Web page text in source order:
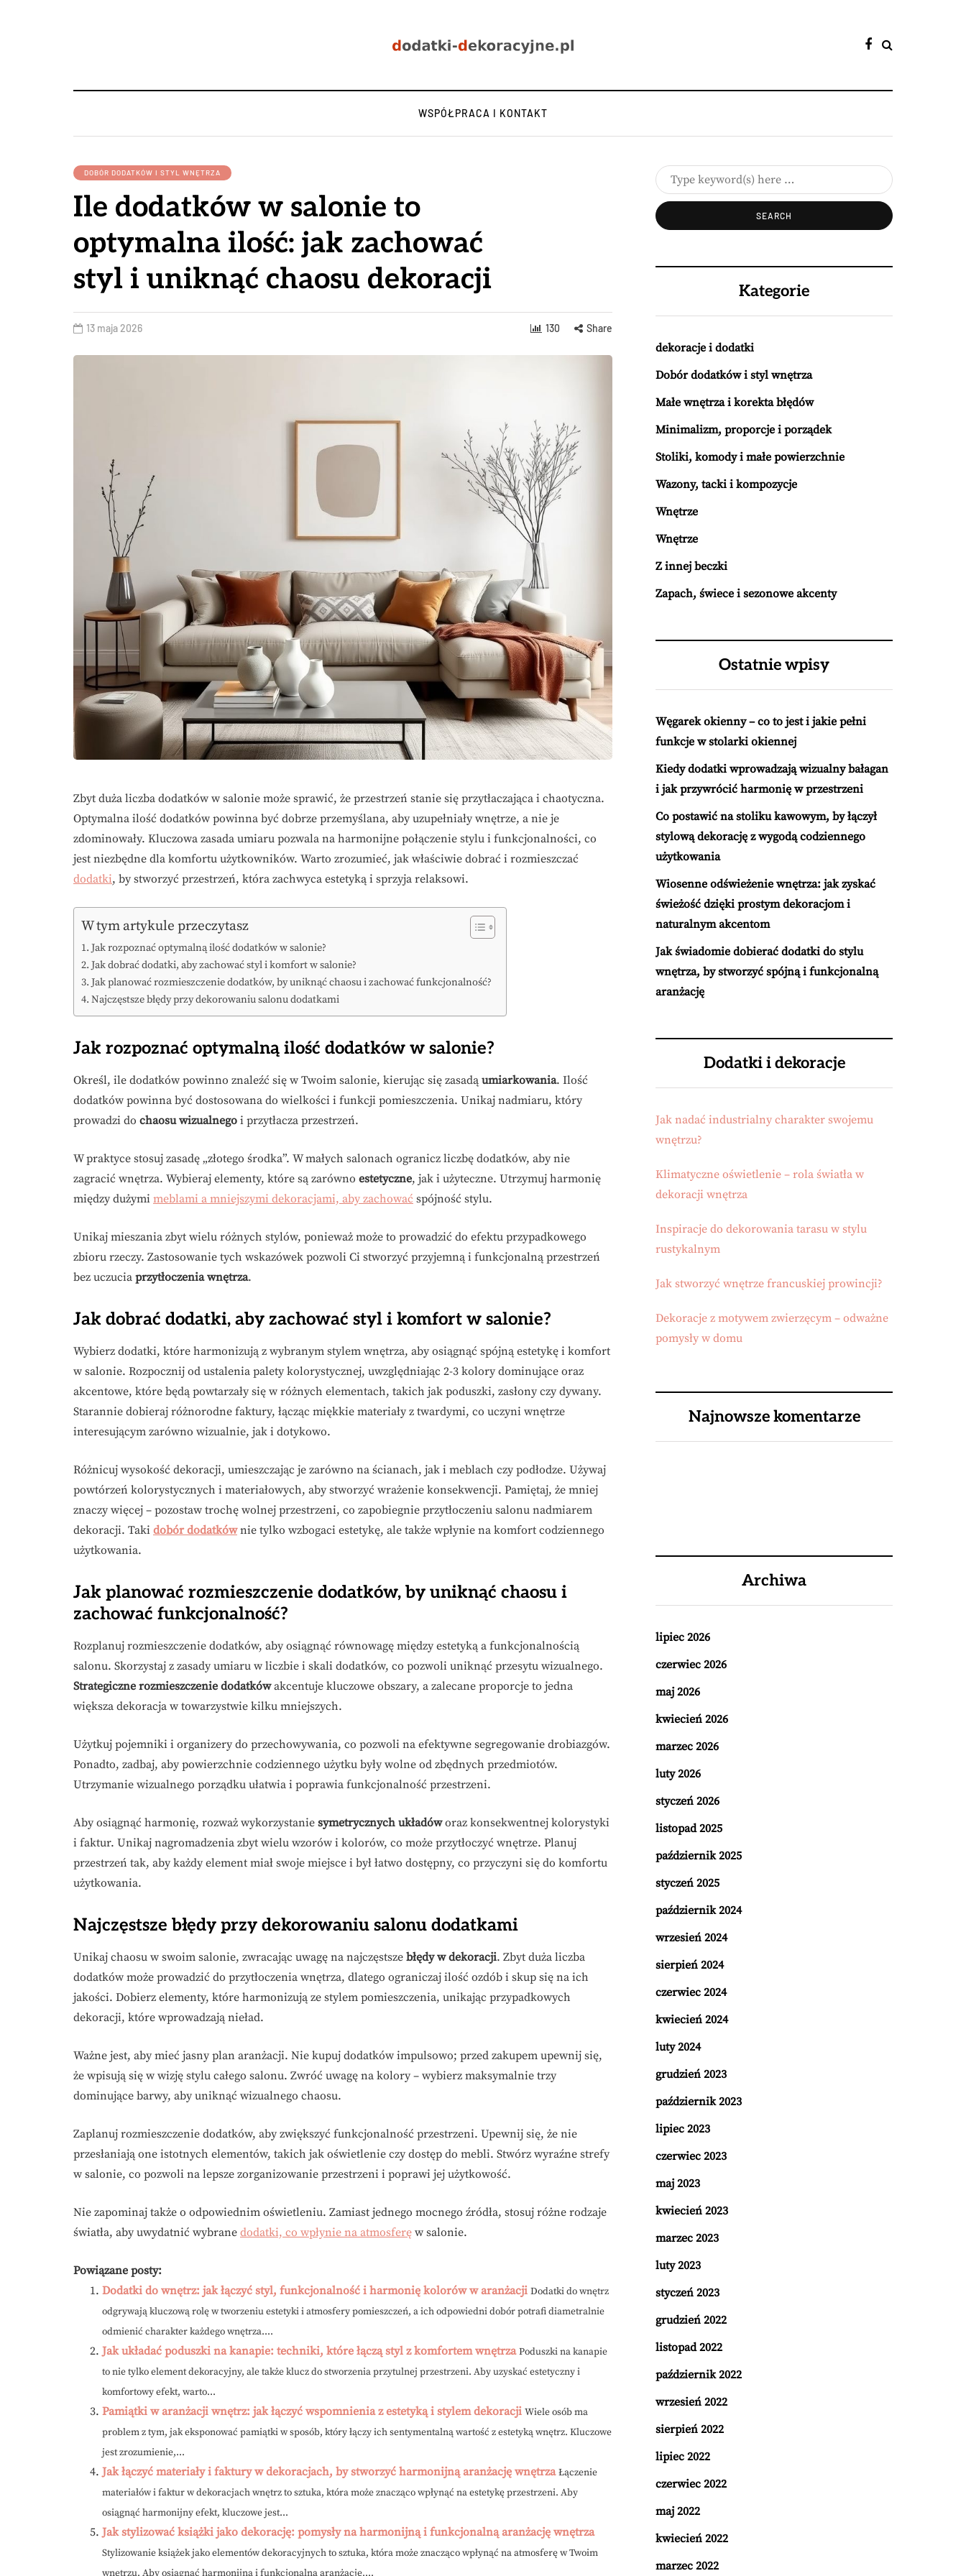
WSPÓŁPRACA I KONTAKT
DOBÓR DODATKÓW I STYL WNĘTRZA
Ile dodatków w salonie to
optymalna ilość: jak zachować
styl i uniknąć chaosu dekoracji
13 maja 2026 130 Share
Zbyt duża liczba dodatków w salonie może sprawić, że przestrzeń stanie się przytłaczająca i chaotyczna.
Optymalna ilość dodatków powinna być dobrze przemyślana, aby uzupełniały wnętrze, a nie je
zdominowały. Kluczowa zasada umiaru pozwala na harmonijne połączenie stylu i funkcjonalności, co
jest niezbędne dla komfortu użytkowników. Warto zrozumieć, jak właściwie dobrać i rozmieszczać
dodatki, by stworzyć przestrzeń, która zachwyca estetyką i sprzyja relaksowi.
W tym artykule przeczytasz
Jak rozpoznać optymalną ilość dodatków w salonie?
Jak dobrać dodatki, aby zachować styl i komfort w salonie?
Jak planować rozmieszczenie dodatków, by uniknąć chaosu i zachować funkcjonalność?
Najczęstsze błędy przy dekorowaniu salonu dodatkami
Jak rozpoznać optymalną ilość dodatków w salonie?
Określ, ile dodatków powinno znaleźć się w Twoim salonie, kierując się zasadą umiarkowania. Ilość
dodatków powinna być dostosowana do wielkości i funkcji pomieszczenia. Unikaj nadmiaru, który
prowadzi do chaosu wizualnego i przytłacza przestrzeń.
W praktyce stosuj zasadę „złotego środka”. W małych salonach ogranicz liczbę dodatków, aby nie
zagracić wnętrza. Wybieraj elementy, które są zarówno estetyczne, jak i użyteczne. Utrzymuj harmonię
między dużymi meblami a mniejszymi dekoracjami, aby zachować spójność stylu.
Unikaj mieszania zbyt wielu różnych stylów, ponieważ może to prowadzić do efektu przypadkowego
zbioru rzeczy. Zastosowanie tych wskazówek pozwoli Ci stworzyć przyjemną i funkcjonalną przestrzeń
bez uczucia przytłoczenia wnętrza.
Jak dobrać dodatki, aby zachować styl i komfort w salonie?
Wybierz dodatki, które harmonizują z wybranym stylem wnętrza, aby osiągnąć spójną estetykę i komfort
w salonie. Rozpocznij od ustalenia palety kolorystycznej, uwzględniając 2-3 kolory dominujące oraz
akcentowe, które będą powtarzały się w różnych elementach, takich jak poduszki, zasłony czy dywany.
Starannie dobieraj różnorodne faktury, łącząc miękkie materiały z twardymi, co uczyni wnętrze
interesującym zarówno wizualnie, jak i dotykowo.
Różnicuj wysokość dekoracji, umieszczając je zarówno na ścianach, jak i meblach czy podłodze. Używaj
powtórzeń kolorystycznych i materiałowych, aby stworzyć wrażenie konsekwencji. Pamiętaj, że mniej
znaczy więcej – pozostaw trochę wolnej przestrzeni, co zapobiegnie przytłoczeniu salonu nadmiarem
dekoracji. Taki dobór dodatkównie tylko wzbogaci estetykę, ale także wpłynie na komfort codziennego
użytkowania.
Jak planować rozmieszczenie dodatków, by uniknąć chaosu i
zachować funkcjonalność?
Rozplanuj rozmieszczenie dodatków, aby osiągnąć równowagę między estetyką a funkcjonalnością
salonu. Skorzystaj z zasady umiaru w liczbie i skali dodatków, co pozwoli uniknąć przesytu wizualnego.
Strategiczne rozmieszczenie dodatkówakcentuje kluczowe obszary, a zalecane proporcje to jedna
większa dekoracja w towarzystwie kilku mniejszych.
Użytkuj pojemniki i organizery do przechowywania, co pozwoli na efektywne segregowanie drobiazgów.
Ponadto, zadbaj, aby powierzchnie codziennego użytku były wolne od zbędnych przedmiotów.
Utrzymanie wizualnego porządku ułatwia i poprawia funkcjonalność przestrzeni.
Aby osiągnąć harmonię, rozważ wykorzystanie symetrycznych układóworaz konsekwentnej kolorystyki
i faktur. Unikaj nagromadzenia zbyt wielu wzorów i kolorów, co może przytłoczyć wnętrze. Planuj
przestrzeń tak, aby każdy element miał swoje miejsce i był łatwo dostępny, co przyczyni się do komfortu
użytkowania.
Najczęstsze błędy przy dekorowaniu salonu dodatkami
Unikaj chaosu w swoim salonie, zwracając uwagę na najczęstsze błędy w dekoracji. Zbyt duża liczba
dodatków może prowadzić do przytłoczenia wnętrza, dlatego ograniczaj ilość ozdób i skup się na ich
jakości. Dobierz elementy, które harmonizują ze stylem pomieszczenia, unikając przypadkowych
dekoracji, które wprowadzają nieład.
Ważne jest, aby mieć jasny plan aranżacji. Nie kupuj dodatków impulsowo; przed zakupem upewnij się,
że wpisują się w wizję stylu całego salonu. Zwróć uwagę na kolory – wybierz maksymalnie trzy
dominujące barwy, aby uniknąć wizualnego chaosu.
Zaplanuj rozmieszczenie dodatków, aby zwiększyć funkcjonalność przestrzeni. Upewnij się, że nie
przesłaniają one istotnych elementów, takich jak oświetlenie czy dostęp do mebli. Stwórz wyraźne strefy
w salonie, co pozwoli na lepsze zorganizowanie przestrzeni i poprawi jej użytkowość.
Nie zapominaj także o odpowiednim oświetleniu. Zamiast jednego mocnego źródła, stosuj różne rodzaje
światła, aby uwydatnić wybrane dodatki, co wpłynie na atmosferę w salonie.
Powiązane posty:
Dodatki do wnętrz: jak łączyć styl, funkcjonalność i harmonię kolorów w aranżacji Dodatki do wnętrz
odgrywają kluczową rolę w tworzeniu estetyki i atmosfery pomieszczeń, a ich odpowiedni dobór potrafi diametralnie
odmienić charakter każdego wnętrza....
Jak układać poduszki na kanapie: techniki, które łączą styl z komfortem wnętrza Poduszki na kanapie
to nie tylko element dekoracyjny, ale także klucz do stworzenia przytulnej przestrzeni. Aby uzyskać estetyczny i
komfortowy efekt, warto...
Pamiątki w aranżacji wnętrz: jak łączyć wspomnienia z estetyką i stylem dekoracji Wiele osób ma
problem z tym, jak eksponować pamiątki w sposób, który łączy ich sentymentalną wartość z estetyką wnętrz. Kluczowe
jest zrozumienie,...
Jak łączyć materiały i faktury w dekoracjach, by stworzyć harmonijną aranżację wnętrza Łączenie
materiałów i faktur w dekoracjach wnętrz to sztuka, która może znacząco wpłynąć na estetykę przestrzeni. Aby
osiągnąć harmonijny efekt, kluczowe jest...
Jak stylizować książki jako dekorację: pomysły na harmonijną i funkcjonalną aranżację wnętrza
Stylizowanie książek jako elementów dekoracyjnych to sztuka, która może znacząco wpłynąć na atmosferę w Twoim
wnętrzu. Aby osiągnąć harmonijną i funkcjonalną aranżację,...
Kategorie
dekoracje i dodatki
Dobór dodatków i styl wnętrza
Małe wnętrza i korekta błędów
Minimalizm, proporcje i porządek
Stoliki, komody i małe powierzchnie
Wazony, tacki i kompozycje
Wnętrze
Wnętrze
Z innej beczki
Zapach, świece i sezonowe akcenty
Ostatnie wpisy
Węgarek okienny – co to jest i jakie pełni
funkcje w stolarki okiennej
Kiedy dodatki wprowadzają wizualny bałagan
i jak przywrócić harmonię w przestrzeni
Co postawić na stoliku kawowym, by łączył
stylową dekorację z wygodą codziennego
użytkowania
Wiosenne odświeżenie wnętrza: jak zyskać
świeżość dzięki prostym dekoracjom i
naturalnym akcentom
Jak świadomie dobierać dodatki do stylu
wnętrza, by stworzyć spójną i funkcjonalną
aranżację
Dodatki i dekoracje
Jak nadać industrialny charakter swojemu
wnętrzu?
Klimatyczne oświetlenie – rola światła w
dekoracji wnętrza
Inspiracje do dekorowania tarasu w stylu
rustykalnym
Jak stworzyć wnętrze francuskiej prowincji?
Dekoracje z motywem zwierzęcym – odważne
pomysły w domu
Najnowsze komentarze
Archiwa
lipiec 2026
czerwiec 2026
maj 2026
kwiecień 2026
marzec 2026
luty 2026
styczeń 2026
listopad 2025
październik 2025
styczeń 2025
październik 2024
wrzesień 2024
sierpień 2024
czerwiec 2024
kwiecień 2024
luty 2024
grudzień 2023
październik 2023
lipiec 2023
czerwiec 2023
maj 2023
kwiecień 2023
marzec 2023
luty 2023
styczeń 2023
grudzień 2022
listopad 2022
październik 2022
wrzesień 2022
sierpień 2022
lipiec 2022
czerwiec 2022
maj 2022
kwiecień 2022
marzec 2022